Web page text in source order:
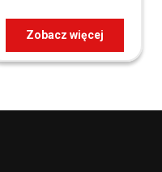
Zobacz więcej